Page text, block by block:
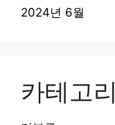
2024년 6월
카테고리